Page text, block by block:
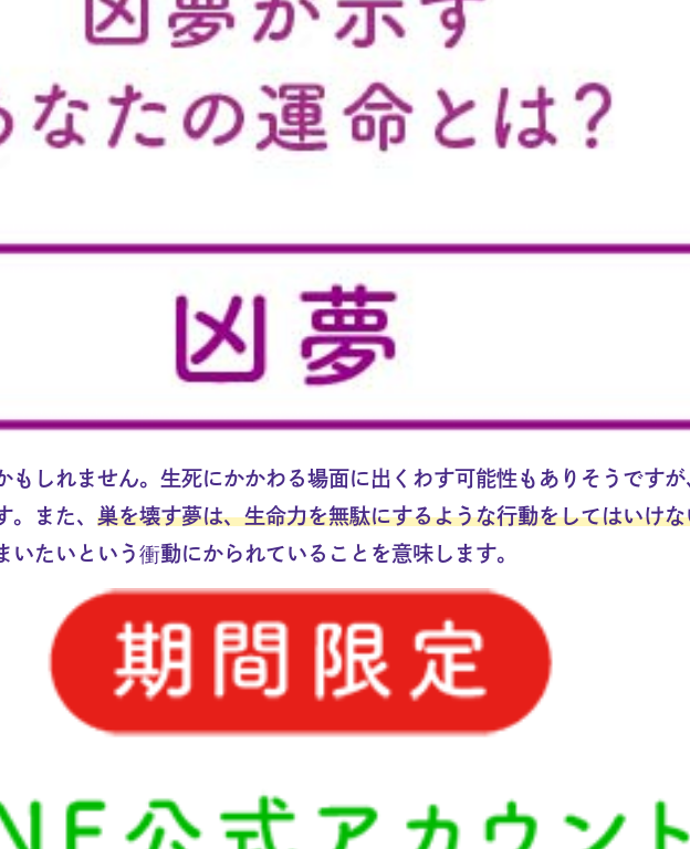
もしれません。生死にかかわる場面に出くわす可能性もありそうです
。また、 巣を壊す夢は、生命力を無駄にするような行動をしてはいけ
たいという衝動にかられていることを意味します。